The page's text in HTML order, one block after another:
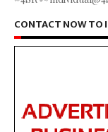
CONTACT NOW TO